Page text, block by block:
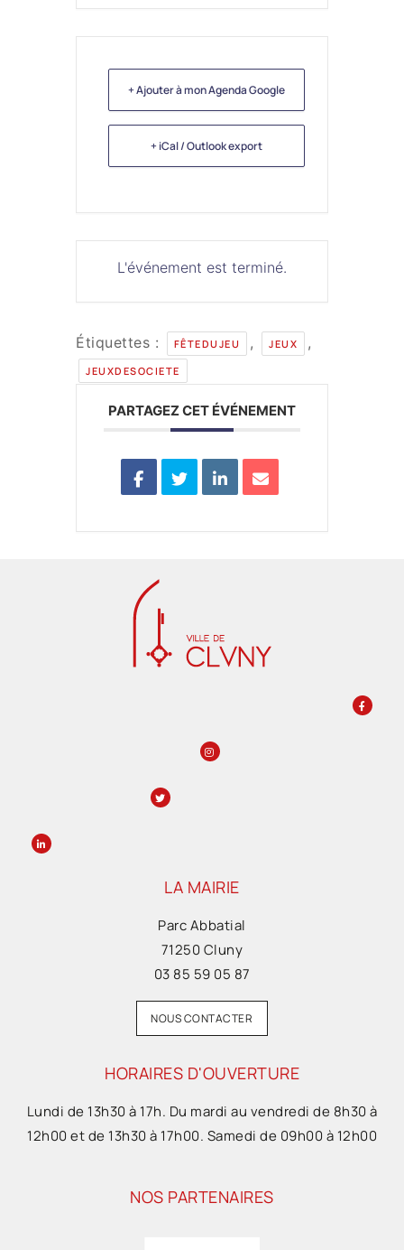
+ Ajouter à mon Agenda Google
+ iCal / Outlook export
L'événement est terminé.
Étiquettes : FÊTEDUJEU , JEUX ,
JEUXDESOCIETE
PARTAGEZ CET ÉVÉNEMENT
LA MAIRIE
Parc Abbatial
71250 Cluny
03 85 59 05 87
NOUS CONTACTER
HORAIRES D'OUVERTURE
Lundi de 13h30 à 17h. Du mardi au vendredi de 8h30 à
12h00 et de 13h30 à 17h00. Samedi de 09h00 à 12h00
NOS PARTENAIRES